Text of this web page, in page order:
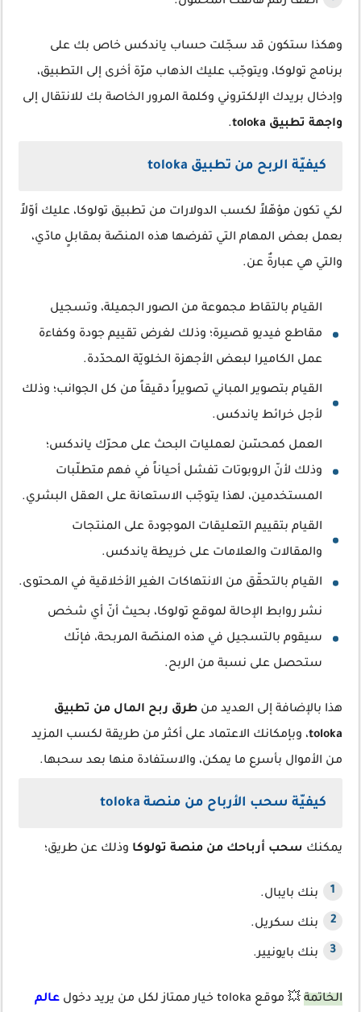
وهكذا ستكون قد سجّلت حساب ياندكس خاص بك على
برنامج تولوكا، ويتوجّب عليك الذهاب مرّة أخرى إلى التطبيق،
وإدخال بريدك الإلكتروني وكلمة المرور الخاصة بك للانتقال إلى
واجهة تطبيق toloka
.
كيفيّة الربح من تطبيق toloka
لكي تكون مؤهّلاً لكسب الدولارات من تطبيق تولوكا، عليك أوّلاً
بعمل بعض المهام التي تفرضها هذه المنصّة بمقابلٍ مادّي،
والتي هي عبارةٌ عن.
القيام بالتقاط مجموعة من الصور الجميلة، وتسجيل
مقاطع فيديو قصيرة؛ وذلك لغرض تقييم جودة وكفاءة
عمل الكاميرا لبعض الأجهزة الخلويّة المحدّدة.
القيام بتصوير المباني تصويراً دقيقاً من كل الجوانب؛ وذلك
لأجل خرائط ياندكس.
العمل كمحسّن لعمليات البحث على محرّك ياندكس؛
وذلك لأنّ الروبوتات تفشل أحياناً في فهم متطلّبات
المستخدمين، لهذا يتوجّب الاستعانة على العقل البشري.
القيام بتقييم التعليقات الموجودة على المنتجات
والمقالات والعلامات على خريطة ياندكس.
القيام بالتحقّق من الانتهاكات الغير الأخلاقية في المحتوى.
نشر روابط الإحالة لموقع تولوكا، بحيث أنّ أي شخص
سيقوم بالتسجيل في هذه المنصّة المربحة، فإنّك
ستحصل على نسبة من الربح.
هذا بالإضافة إلى العديد من طرق ربح المال من تطبيق
toloka، وبإمكانك الاعتماد على أكثر من طريقة لكسب المزيد
من الأموال بأسرع ما يمكن، والاستفادة منها بعد سحبها.
كيفيّة سحب الأرباح من منصة toloka
يمكنك سحب أرباحك من منصة تولوكا وذلك عن طريق؛
بنك بايبال.
بنك سكريل.
بنك بايونيير.
الخاتمة 💥 موقع toloka خيار ممتاز لكل من يريد دخول
عالم